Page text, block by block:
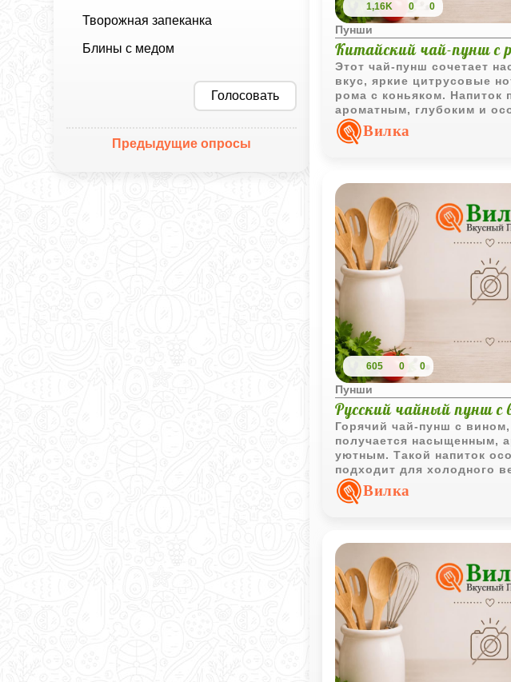
Творожная запеканка
Блины с медом
Голосовать
Предыдущие опросы
1,16K 0 0
Пунши
Китайский чай-пунш с
Этот чай-пунш сочетает
вкус, яркие цитрусовые
рома с коньяком. Напиток
ароматным, глубоким и
для неспешной подачи в
Вилка
605 0 0
Пунши
Русский чайный пунш
Горячий чай-пунш с
получается насыщенным,
уютным. Такой напиток
подходит для холодного
чего-то согревающего и
приготовления.
Вилка